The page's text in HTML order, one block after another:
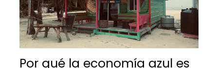
Por qué la economía azul es